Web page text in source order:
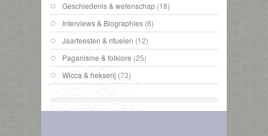
Geschiedenis & wetenschap (18)
Interviews & Biographies (6)
Jaarfeesten & rituelen (12)
Paganisme & folklore (25)
Wicca & hekserij (73)